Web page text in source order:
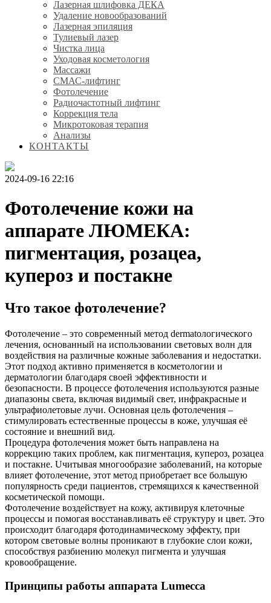
Лазерная шлифовка ДЕКА
Удаление новообразований
Лазерная эпиляция
Тулиевый лазер
Чистка лица
Уходовая косметология
Массажи
СМАС-лифтинг
Фотолечение
Радиочастотный лифтинг
Коррекция тела
Микротоковая терапия
Анализы
КОНТАКТЫ
2024-09-16 22:16
Фотолечение кожи на
аппарате ЛЮМЕКА:
пигментация, розацеа,
купероз и постакне
Что такое фотолечение?
Фотолечение – это современный метод dermatологического
лечения, основанный на использовании световых волн для
воздействия на различные кожные заболевания и недостатки.
Этот подход активно применяется в косметологии и
дерматологии благодаря своей эффективности и
безопасности. В процессе фотолечения используются разные
диапазоны света, включая видимый свет, инфракрасные и
ультрафиолетовые лучи. Основная цель фотолечения –
стимулировать естественные процессы в коже, улучшая её
состояние и внешний вид.
Процедура фотолечения может быть направлена на
коррекцию таких проблем, как пигментация, купероз, розацеа
и постакне. Uчитывая многообразие заболеваний, на которые
влияет фотолечение, этот метод приобретает все большую
популярность среди пациентов, стремящихся к качественной
косметической помощи.
Фотолечение воздействует на кожу, активируя клеточные
процессы и помогая восстанавливать её структуру и цвет. Это
происходит благодаря фотодинамическому эффекту, при
котором световые волны проникают в глубокие слои кожи,
способствуя разбиению молекул пигмента и улучшая
кровообращение.
Принципы работы аппарата Lumecca